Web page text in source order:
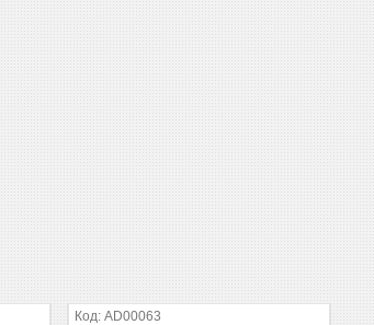
AD00063